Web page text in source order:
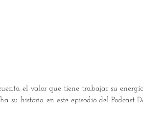
el valor que tiene trabajar su
su historia en este episodio del